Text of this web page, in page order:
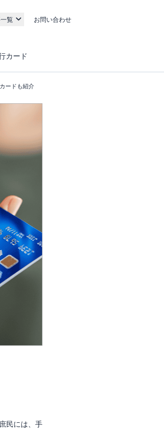
覧 お問い合わせ
カード
ードも紹介
民には、手